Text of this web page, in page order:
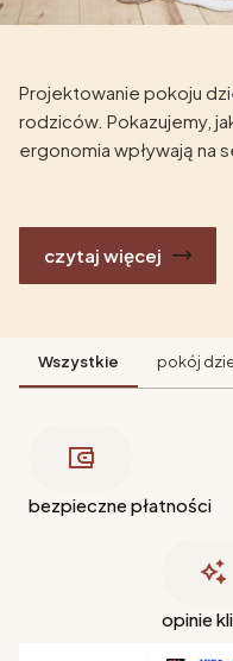
Projektowanie pokoju
rodziców. Pokazujemy,
ergonomia wpływają na
czytaj więcej
Wszystkie pokój
bezpieczne płatności
opinie